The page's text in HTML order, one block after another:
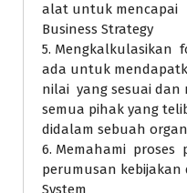
alat untuk mencapai
Business Strategy
5. Mengkalkulasikan
ada untuk
nilai yang sesuai
semua pihak yang
didalam sebuah
6. Memahami proses
perumusan kebijakan
System